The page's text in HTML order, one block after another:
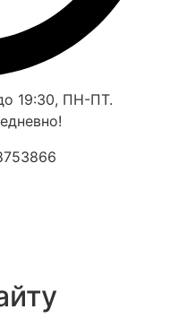
19:30, ПН-ПТ.